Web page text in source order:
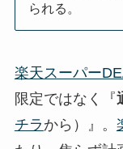
られる。
楽天スーパー
限定ではなく『
チラ から）』。